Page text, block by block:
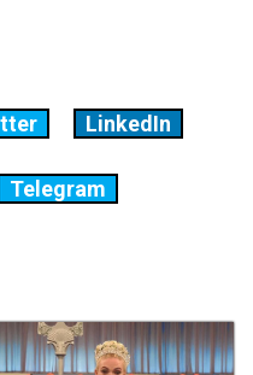
LinkedIn
Telegram